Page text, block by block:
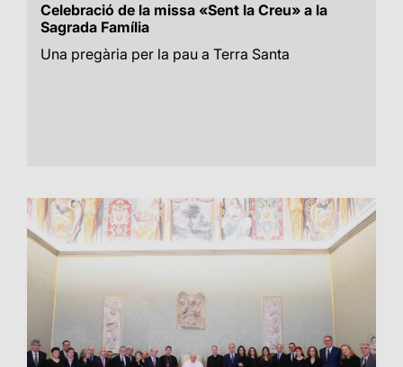
Celebració de la missa «Sent la Creu» a la
Sagrada Família
Una pregària per la pau a Terra Santa